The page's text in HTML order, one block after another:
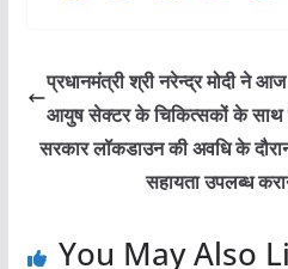
प्रधानमंत्री श्री नरेन्द्र मोदी ने
आयुष सेक्‍टर के चिकित्सकों के साथ
सरकार लॉकडाउन की अवधि के
सहायता उपलब्‍ध
You May Also